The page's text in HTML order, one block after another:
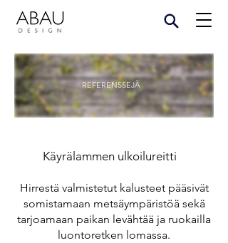
REFERENSSEJÄ
Käyrälammen ulkoilureitti
Hirrestä valmistetut kalusteet pääsivät
somistamaan metsäympäristöä sekä
tarjoamaan paikan levähtää ja ruokailla
luontoretken lomassa.